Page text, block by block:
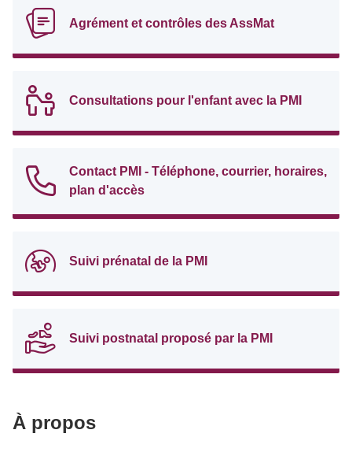
Agrément et contrôles des AssMat
Consultations pour l'enfant avec la PMI
Contact PMI - Téléphone, courrier, horaires,
plan d'accès
Suivi prénatal de la PMI
Suivi postnatal proposé par la PMI
À propos